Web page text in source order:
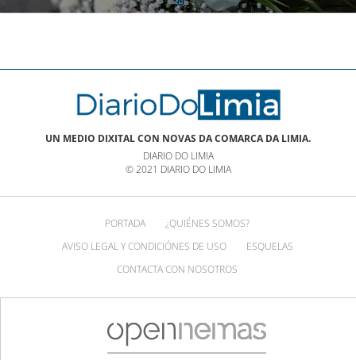
UN MEDIO DIXITAL CON NOVAS DA COMARCA DA LIMIA.
DIARIO DO LIMIA
© 2021 DIARIO DO LIMIA
PORTADA
¿QUIÉNES SOMOS?
AVISO LEGAL Y CONDICIÓNES DE USO
ESQUELAS
CONTACTA CON NOSOTROS